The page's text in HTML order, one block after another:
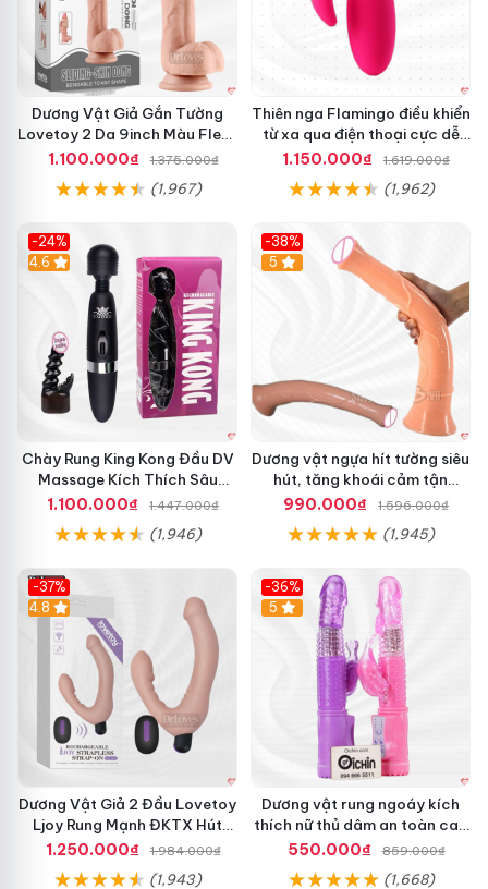
Dương Vật Giả Gắn Tường
Lovetoy 2 Da 9inch Màu Flesh
Hàng Chính Hãng
1.100.000₫ 1.375.000₫
(1,967)
Thiên nga Flamingo điều khiển
từ xa qua điện thoại cực dễ
dàng
1.150.000₫ 1.619.000₫
(1,962)
-24%
4.6
Chày Rung King Kong Đầu DV
Massage Kích Thích Sâu
Mạnh Mẽ
1.100.000₫ 1.447.000₫
(1,946)
-38%
Hot
5
Dương vật ngựa hít tường siêu
hút, tăng khoái cảm tận
hưởng
990.000₫ 1.596.000₫
(1,945)
-37%
Hot
4.8
Dương Vật Giả 2 Đầu Lovetoy
Ljoy Rung Mạnh ĐKTX Hút
Sâu
1.250.000₫ 1.984.000₫
(1,943)
-36%
Hot
5
Dương vật rung ngoáy kích
thích nữ thủ dâm an toàn cao
cấp
550.000₫ 859.000₫
(1,668)